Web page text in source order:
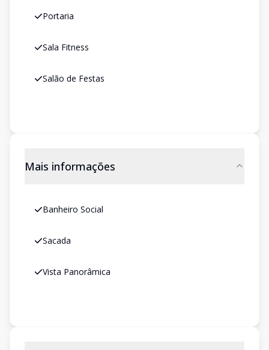
Portaria
Sala Fitness
Salão de Festas
Mais informações
Banheiro Social
Sacada
Vista Panorâmica